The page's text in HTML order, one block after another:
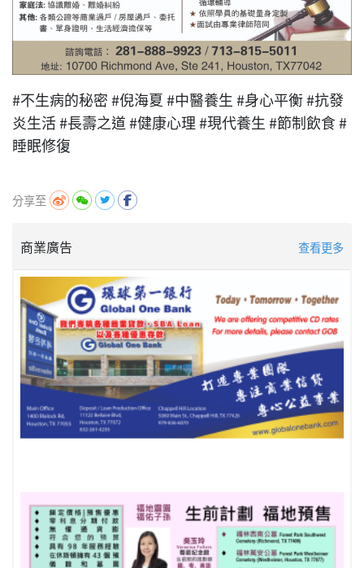
#不生病的秘密 #倪海夏 #中醫養生 #身心平衡 #抗發
炎生活 #長壽之道 #健康心理 #現代養生 #節制飲食 #
睡眠修復
分享至
商業廣告 查看更多